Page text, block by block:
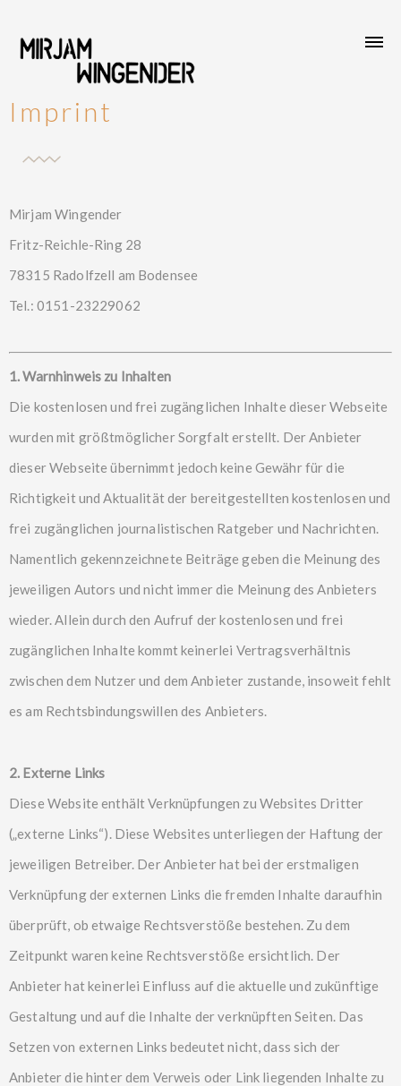
Imprint
Mirjam Wingender
Fritz-Reichle-Ring 28
78315 Radolfzell am Bodensee
Tel.: 0151-23229062
1. Warnhinweis zu Inhalten
Die kostenlosen und frei zugänglichen Inhalte dieser Webseite
wurden mit größtmöglicher Sorgfalt erstellt. Der Anbieter
dieser Webseite übernimmt jedoch keine Gewähr für die
Richtigkeit und Aktualität der bereitgestellten kostenlosen und
frei zugänglichen journalistischen Ratgeber und Nachrichten.
Namentlich gekennzeichnete Beiträge geben die Meinung des
jeweiligen Autors und nicht immer die Meinung des Anbieters
wieder. Allein durch den Aufruf der kostenlosen und frei
zugänglichen Inhalte kommt keinerlei Vertragsverhältnis
zwischen dem Nutzer und dem Anbieter zustande, insoweit fehlt
es am Rechtsbindungswillen des Anbieters.
2. Externe Links
Diese Website enthält Verknüpfungen zu Websites Dritter
(„externe Links“). Diese Websites unterliegen der Haftung der
jeweiligen Betreiber. Der Anbieter hat bei der erstmaligen
Verknüpfung der externen Links die fremden Inhalte daraufhin
überprüft, ob etwaige Rechtsverstöße bestehen. Zu dem
Zeitpunkt waren keine Rechtsverstöße ersichtlich. Der
Anbieter hat keinerlei Einfluss auf die aktuelle und zukünftige
Gestaltung und auf die Inhalte der verknüpften Seiten. Das
Setzen von externen Links bedeutet nicht, dass sich der
Anbieter die hinter dem Verweis oder Link liegenden Inhalte zu